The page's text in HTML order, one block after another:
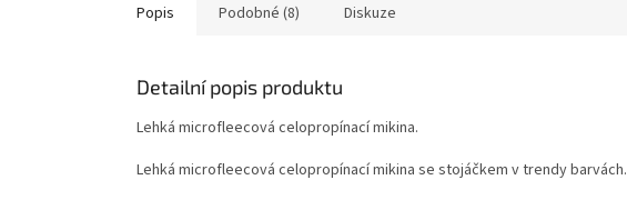
Popis Podobné (8) Diskuze
Detailní popis produktu
Lehká microfleecová celopropínací mikina.
Lehká microfleecová celopropínací mikina se stojáčkem v trendy barvách.